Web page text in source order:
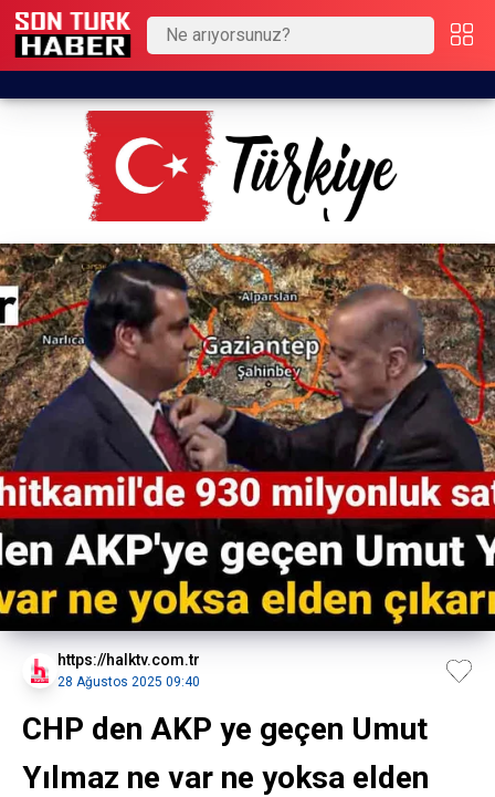
https://halktv.com.tr
28 Ağustos 2025 09:40
CHP den AKP ye geçen Umut
Yılmaz ne var ne yoksa elden